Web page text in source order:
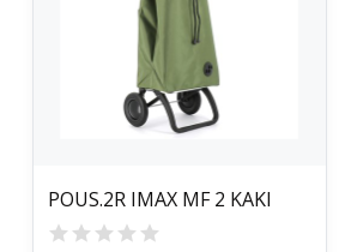
POUS.2R IMAX MF 2 KAKI